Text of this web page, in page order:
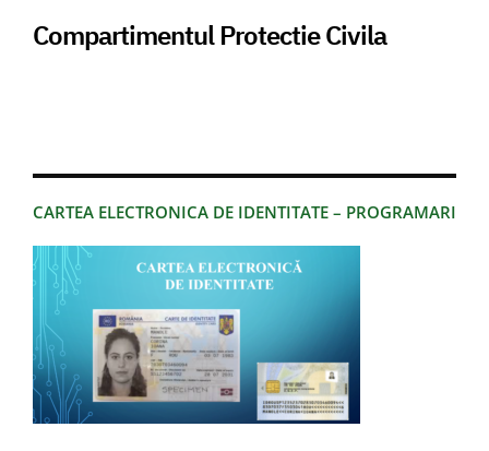
CARTEA ELECTRONICA DE IDENTITATE – PROGRAMARI
Compartimentul Protectie Civila